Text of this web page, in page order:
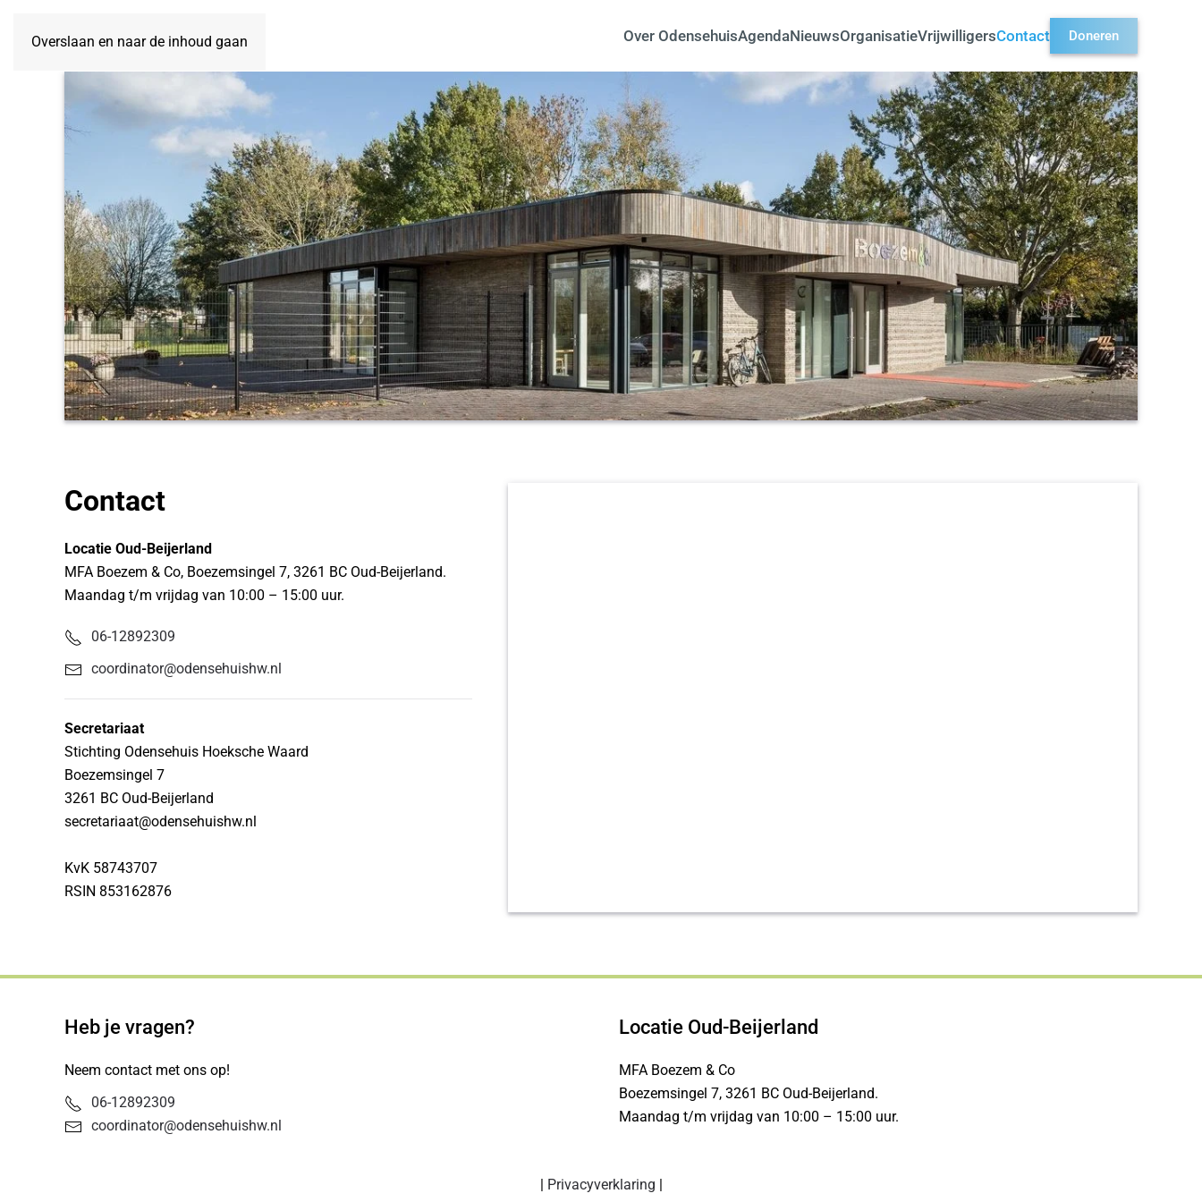
Overslaan en naar de inhoud gaan Over OdensehuisAgendaNieuwsOrganisatieVrijwilligersContact Doneren
Contact
Locatie Oud-Beijerland
MFA Boezem & Co, Boezemsingel 7, 3261 BC Oud-Beijerland.
Maandag t/m vrijdag van 10:00 – 15:00 uur.
06-12892309
coordinator@odensehuishw.nl
Secretariaat
Stichting Odensehuis Hoeksche Waard
Boezemsingel 7
3261 BC Oud-Beijerland
secretariaat@odensehuishw.nl
KvK 58743707
RSIN 853162876
Heb je vragen?
Neem contact met ons op!
06-12892309
coordinator@odensehuishw.nl
Locatie Oud-Beijerland
MFA Boezem & Co
Boezemsingel 7, 3261 BC Oud-Beijerland.
Maandag t/m vrijdag van 10:00 – 15:00 uur.
| Privacyverklaring |